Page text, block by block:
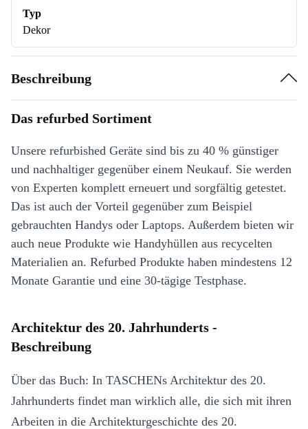
Typ
Dekor
Beschreibung
Das refurbed Sortiment
Unsere refurbished Geräte sind bis zu 40 % günstiger
und nachhaltiger gegenüber einem Neukauf. Sie werden
von Experten komplett erneuert und sorgfältig getestet.
Das ist auch der Vorteil gegenüber zum Beispiel
gebrauchten Handys oder Laptops. Außerdem bieten wir
auch neue Produkte wie Handyhüllen aus recycelten
Materialien an. Refurbed Produkte haben mindestens 12
Monate Garantie und eine 30-tägige Testphase.
Architektur des 20. Jahrhunderts -
Beschreibung
Über das Buch: In TASCHENs Architektur des 20.
Jahrhunderts findet man wirklich alle, die sich mit ihren
Arbeiten in die Architekturgeschichte des 20.